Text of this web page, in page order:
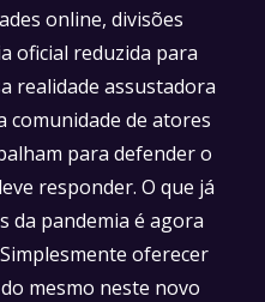
online, divisões
oficial reduzida para
realidade assustadora
comunidade de atores
para defender o
responder. O que já
da pandemia é agora
oferecer
mesmo neste novo